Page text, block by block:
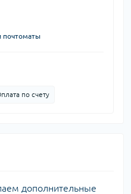
почтоматы
по счету
дополнительные